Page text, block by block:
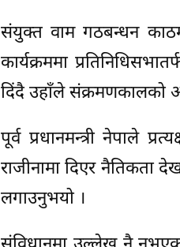
संयुक्त वाम गठबन्धन
कार्यक्रममा
दिंदै उहाँले संक्रमणकालको
पूर्व प्रधानमन्त्री नेपाले
राजीनामा दिएर नैतिकता
लगाउनुभयो ।